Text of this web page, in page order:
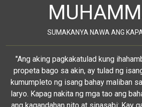
SUMAKANYA NAWA ANG
"Ang aking pagkakatulad kung
propeta bago sa akin, ay tulad ng
kumumpleto ng isang bahay maliban
laryo. Kapag nakita ng mga tao ang